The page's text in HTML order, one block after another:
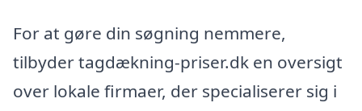
For at gøre din søgning nemmere,
tilbyder tagdækning-priser.dk en oversigt
over lokale firmaer, der specialiserer sig i